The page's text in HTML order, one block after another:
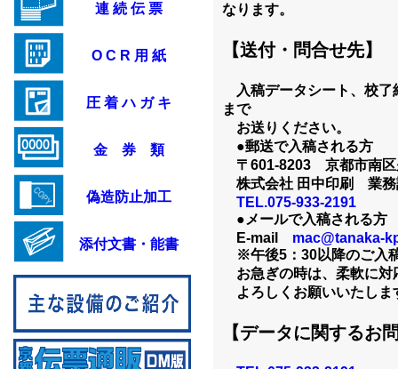
連 続 伝 票
O C R 用 紙
圧 着 ハ ガ キ
金 券 類
偽造防止加工
添付文書・能書
なります。
【送付・問合せ先】
入稿データシート、校了
まで
お送りください。
●郵送で入稿される方
〒601-8203 京都市南区
株式会社 田中印刷 業
TEL.075-933-2191
●メールで入稿される方
E-mail mac@tanaka-
※午後5：30以降のご入
お急ぎの時は、柔軟に対
よろしくお願いいたしま
【データに関するお